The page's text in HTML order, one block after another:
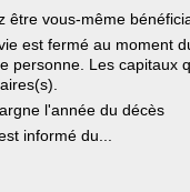
être vous-même
est fermé au moment
personne. Les capitaux
l'année du décès
informé du...